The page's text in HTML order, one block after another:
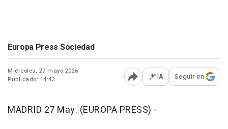
Europa Press Sociedad
Miércoles, 27 mayo 2026
Publicado: 14:43
Abrir opciones para
IA Seguir en
MADRID 27 May. (EUROPA PRESS) -